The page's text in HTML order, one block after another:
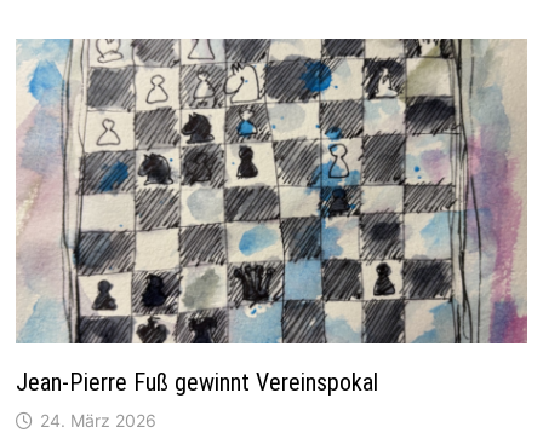
Jean-Pierre Fuß gewinnt Vereinspokal
24. März 2026